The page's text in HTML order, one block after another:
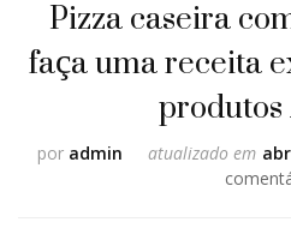
Pizza caseira
faça uma receita
por admin atualizado em